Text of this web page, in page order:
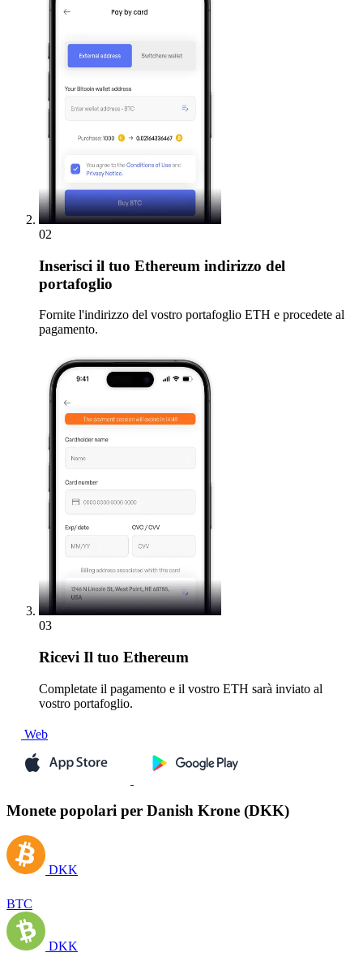
02
Inserisci il tuo Ethereum indirizzo del
portafoglio
Fornite l'indirizzo del vostro portafoglio ETH e procedete al
pagamento.
03
Ricevi Il tuo Ethereum
Completate il pagamento e il vostro ETH sarà inviato al
vostro portafoglio.
Web
Monete popolari per Danish Krone (DKK)
DKK
BTC
DKK